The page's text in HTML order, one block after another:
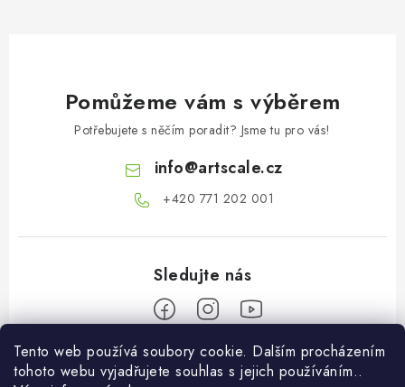
Tento web používá soubory cookie. Dalším procházením
tohoto webu vyjadřujete souhlas s jejich používáním..
Pomůžeme vám s výběrem
Potřebujete s něčím poradit? Jsme tu pro vás!
info@artscale.cz
+420 771 202 001​